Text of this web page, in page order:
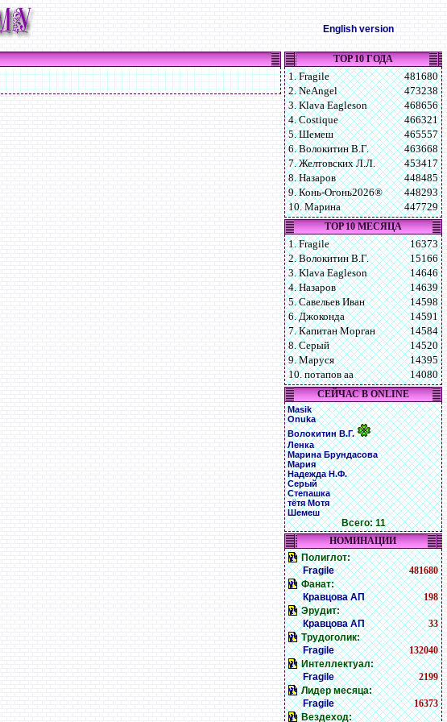
English version
TOP 10 ГОДА
1. Fragile
481680
2. NeAngel
473238
3. Klava Eagleson
468656
4. Costique
466321
5. Шемеш
465557
6. Волокитин В.Г.
463668
7. Желтовских Л.Л.
453417
8. Назаров
448485
9. Конь-Огонь2026®
448293
10. Марина
447729
TOP 10 МЕСЯЦА
1. Fragile
16373
2. Волокитин В.Г.
15166
3. Klava Eagleson
14646
4. Назаров
14639
5. Савельев Иван
14598
6. Джоконда
14591
7. Капитан Морган
14584
8. Серый
14520
9. Маруся
14395
10. потапов аа
14080
СЕЙЧАС В ONLINE
Masik
Onuka
Волокитин В.Г.
Ленка
Марина Брундасова
Мария
Надежда Н.Ф.
Серый
Степашка
тётя Мотя
Шемеш
Всего: 11
НОМИНАЦИИ
Полиглот:
Fragile
481680
Фанат:
Кравцова АП
198
Эрудит:
Кравцова АП
33
Трудоголик:
Fragile
132040
Интеллектуал:
Fragile
2199
Лидер месяца:
Fragile
16373
Вездеход: